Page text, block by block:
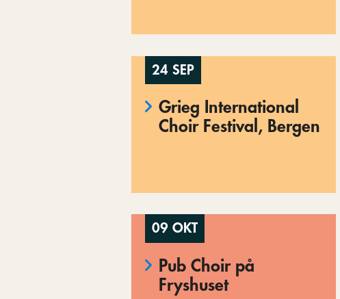
24 SEP
Grieg International
Choir Festival, Bergen
09 OKT
Pub Choir på
Fryshuset